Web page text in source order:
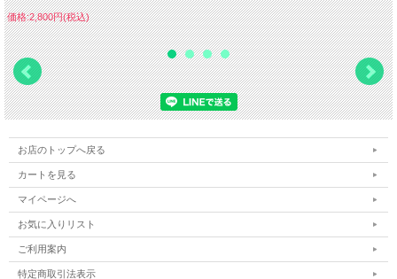
価格:2,800円(税込)
お店のトップへ戻る
カートを見る
マイページへ
お気に入りリスト
ご利用案内
特定商取引法表示